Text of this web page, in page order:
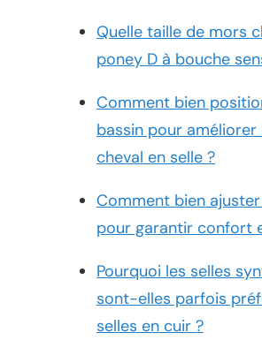
Quelle taille de mors
poney D à bouche
Comment bien
bassin pour améliorer
cheval en selle ?
Comment bien
pour garantir confort
Pourquoi les selles
sont-elles parfois
selles en cuir ?